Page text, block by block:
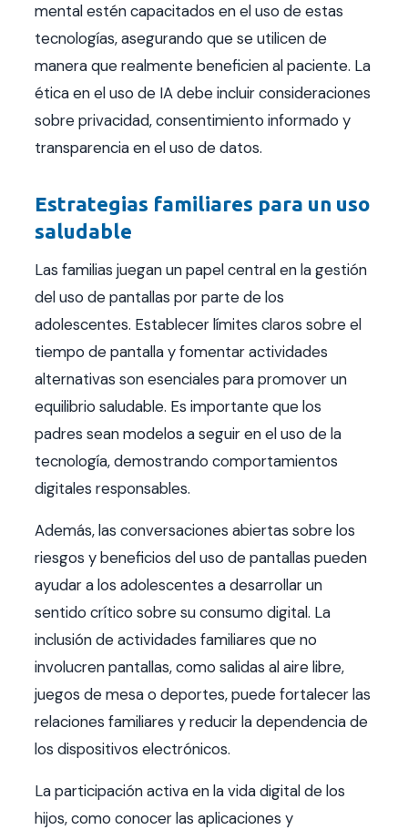
mental estén capacitados en el uso de estas
tecnologías, asegurando que se utilicen de
manera que realmente beneficien al paciente. La
ética en el uso de IA debe incluir consideraciones
sobre privacidad, consentimiento informado y
transparencia en el uso de datos.
Estrategias familiares para un uso
saludable
Las familias juegan un papel central en la gestión
del uso de pantallas por parte de los
adolescentes. Establecer límites claros sobre el
tiempo de pantalla y fomentar actividades
alternativas son esenciales para promover un
equilibrio saludable. Es importante que los
padres sean modelos a seguir en el uso de la
tecnología, demostrando comportamientos
digitales responsables.
Además, las conversaciones abiertas sobre los
riesgos y beneficios del uso de pantallas pueden
ayudar a los adolescentes a desarrollar un
sentido crítico sobre su consumo digital. La
inclusión de actividades familiares que no
involucren pantallas, como salidas al aire libre,
juegos de mesa o deportes, puede fortalecer las
relaciones familiares y reducir la dependencia de
los dispositivos electrónicos.
La participación activa en la vida digital de los
hijos, como conocer las aplicaciones y